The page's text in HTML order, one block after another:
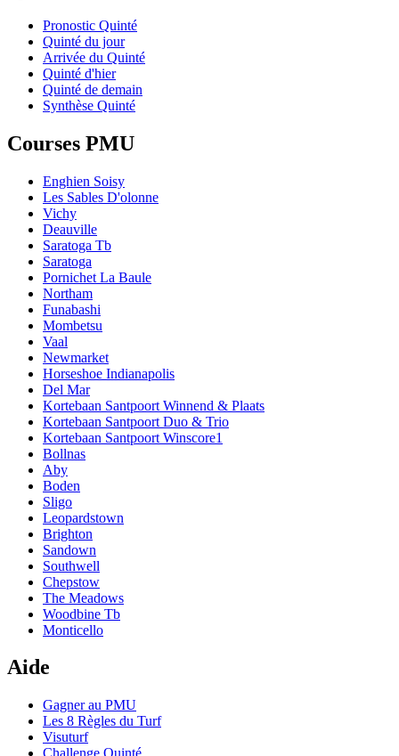
Pronostic Quinté
Quinté du jour
Arrivée du Quinté
Quinté d'hier
Quinté de demain
Synthèse Quinté
Courses PMU
Enghien Soisy
Les Sables D'olonne
Vichy
Deauville
Saratoga Tb
Saratoga
Pornichet La Baule
Northam
Funabashi
Mombetsu
Vaal
Newmarket
Horseshoe Indianapolis
Del Mar
Kortebaan Santpoort Winnend & Plaats
Kortebaan Santpoort Duo & Trio
Kortebaan Santpoort Winscore1
Bollnas
Aby
Boden
Sligo
Leopardstown
Brighton
Sandown
Southwell
Chepstow
The Meadows
Woodbine Tb
Monticello
Aide
Gagner au PMU
Les 8 Règles du Turf
Visuturf